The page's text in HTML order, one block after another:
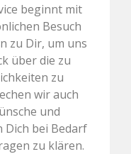
beginnt mit
Besuch
zu Dir, um uns
über die zu
zu
wir auch
und
bei Bedarf
zu klären.